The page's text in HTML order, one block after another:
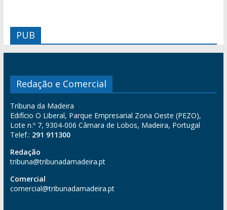
PUB
Redação e Comercial
Tribuna da Madeira
Edifício O Liberal, Parque Empresarial Zona Oeste (PEZO),
Lote n.º 7, 9304-006 Câmara de Lobos, Madeira, Portugal
Telef.: 291 911300
Redação
tribuna@tribunadamadeira.pt
Comercial
comercial@tribunadamadeira.pt